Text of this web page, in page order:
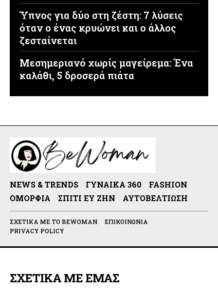
Ύπνος για δύο στη ζέστη: 7 λύσεις
όταν ο ένας κρυώνει και ο άλλος
ζεσταίνεται
Μεσημεριανό χωρίς μαγείρεμα: Ένα
καλάθι, 5 δροσερά πιάτα
NEWS & TRENDS ΓΥΝΑΊΚΑ 360
FASHION
ΟΜΟΡΦΙΆ
ΣΠΊΤΙ ΕΥ ΖΗΝ ΑΥΤΟΒΕΛΤΊΩΣΗ
ΣΧΕΤΙΚΆ ΜΕ ΤΟ BEWOMAN
ΕΠΙΚΟΙΝΩΝΊΑ
PRIVACY POLICY
ΣΧΕΤΙΚΑ ΜΕ ΕΜΑΣ